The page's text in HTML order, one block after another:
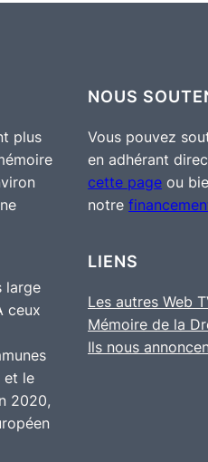
plus
large
ceux
et le
2020,
NOUS
Vous pouvez
en adhérant
cette page ou
notre
LIENS
Les autres Web
Mémoire de la
Ils nous